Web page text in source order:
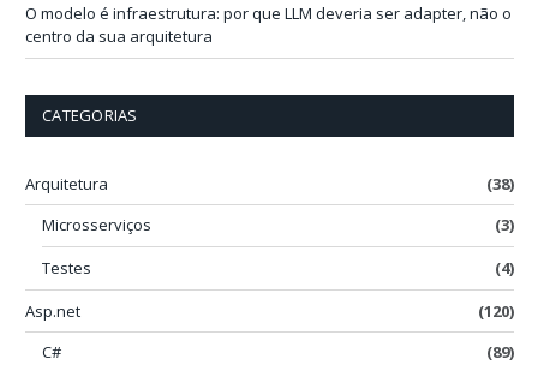
O modelo é infraestrutura: por que LLM deveria ser adapter, não o
centro da sua arquitetura
CATEGORIAS
Arquitetura
(38)
Microsserviços
(3)
Testes
(4)
Asp.net
(120)
C#
(89)